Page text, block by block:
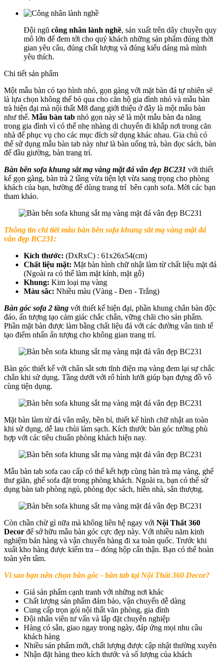
Đội ngũ công nhân lành nghề, sản xuất trên dây chuyền quy
mô lớn để đem tới cho quý khách những sản phẩm đúng thời
gian yêu câu, đúng chất lượng và đúng kiểu dáng mà mình
yêu thích.
Chi tiết sản phẩm
Một mẫu bàn có tạo hình nhỏ, gọn gàng với mặt bàn đá tự nhiên sẽ
là lựa chọn không thể bỏ qua cho căn hộ gia đình nhỏ và mẫu bàn
trà hiện đại mà nội thất M8 đang giới thiệu ở đây là một mẫu bàn
như thế. Mẫu bàn tab nhỏ gọn này sẽ là một mẫu bàn đa năng
trong gia đình vì có thể nhẹ nhàng di chuyển đi khắp nơi trong căn
nhà để phục vụ cho các mục đích sử dụng khác nhau. Gia chủ có
thể sử dụng mẫu bàn tab này như là bàn uống trà, bàn đọc sách, bàn
để đầu giường, bàn trang trí.
Bàn bên sofa khung sắt mạ vàng mặt đá vân đẹp BC231 với thiết
kế gọn gàng, bàn trà 2 tầng vừa tiện lợi vừa sang trọng cho phòng
khách của bạn, hường để dùng trang trí bên cạnh sofa. Mời các bạn
tham khảo.
Thông tin chi tiết mẫu bàn bên sofa khung sắt mạ vàng mặt đá
vân đẹp BC231:
Kích thước: (DxRxC) : 61x26x54(cm)
Chất liệu mặt: Mặt bàn hình chữ nhật làm từ chất liệu mặt đá
(Ngoài ra có thể làm mặt kính, mặt gỗ)
Khung: Kim loại mạ vàng
Màu sắc: Nhiều màu (Vàng - Đen - Trắng)
Bàn góc sofa 2 tầng với thiết kế hiện đại, phần khung chân bàn độc
đáo, ấn tượng tạo cảm giác chắc chắn, vững chãi cho sản phẩm.
Phần mặt bàn được làm bằng chất liệu đá với các đường vân tinh tế
tạo điểm nhấn ấn tượng cho không gian trang trí.
Bàn góc thiết kế với chân sắt sơn tĩnh điện mạ vàng đem lại sự chắc
chắn khi sử dụng. Tầng dưới với rổ hình lưới giúp bạn đựng đồ vô
cùng tiện dụng.
Mặt bàn làm từ đá vân mây, bền bỉ, thiết kế hình chữ nhật an toàn
khi sử dụng, dễ lau chùi làm sạch. Kích thước bàn góc tường phù
hợp với các tiêu chuẩn phòng khách hiện nay.
Mẫu bàn tab sofa cao cấp có thể kết hợp cùng bàn trà mạ vàng, ghế
thư giãn, ghế sofa đặt trong phòng khách. Ngoài ra, bạn có thể sử
dụng bàn tab phòng ngủ, phòng đọc sách, hiên nhà, sân thượng.
Còn chần chừ gì nữa mà không liên hệ ngay với Nội Thất 360
Decor để sở hữu mẫu bàn góc cực đẹp này. Với nhiều năm kinh
nghiệm bán hàng và vận chuyển hàng đi xa toàn quốc. Trước khi
xuất kho hàng được kiểm tra – đóng hộp cẩn thận. Bạn có thể hoàn
toàn yên tâm.
Vì sao bạn nên chọn bàn góc - bàn tab tại Nội Thất 360 Decor?
Giá sản phẩm cạnh tranh với những nơi khác
Chất lượng sản phẩm đảm bảo, vận chuyển dễ dàng
Cung cấp trọn gói nội thất văn phòng, gia đình
Đội nhân viên tư vấn và lắp đặt chuyên nghiệp
Hàng có sẵn, giao ngay trong ngày, đáp ứng mọi nhu cầu
khách hàng
Nhiều sản phẩm mới, chất lượng được cập nhật thường xuyên
Nhận đặt hàng theo kích thước và số lượng của khách